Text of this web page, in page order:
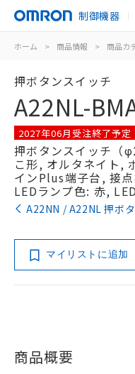
制御機器
ホーム > 商品情報 > 商品カ
押ボタンスイッチ
A22NL-
2027年06月受注終了予定
押ボタンスイッチ（
こ形, オルタネイト,
インPlus端子台, 接
LEDランプ色: 赤,
A22NN / A22NL 押ボ
マイリストに追加
商品概要